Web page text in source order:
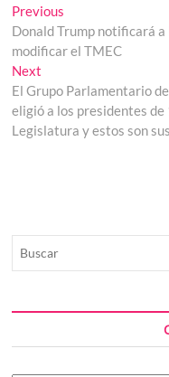
Navegación
de
entradas
Previous
post:
Donald Trump notificará
modificar el TMEC
Next
post:
El Grupo Parlamentario
eligió a los presidentes
Legislatura y estos son